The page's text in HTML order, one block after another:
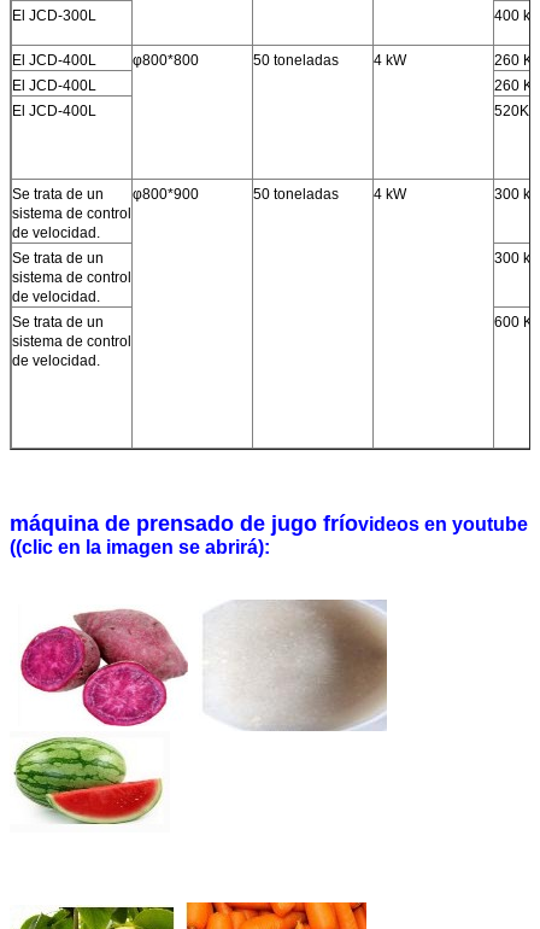
El JCD-300L
400
El JCD-400L φ800*800 50 toneladas 4 kW
260
El JCD-400L
260
El JCD-400L
520KG
Se trata de un
sistema de control
de velocidad.
φ800*900 50 toneladas 4 kW 300
Se trata de un
sistema de control
de velocidad.
300
Se trata de un
sistema de control
de velocidad.
600
máquina de prensado de jugo fríovideos en youtube
((clic en la imagen se abrirá):